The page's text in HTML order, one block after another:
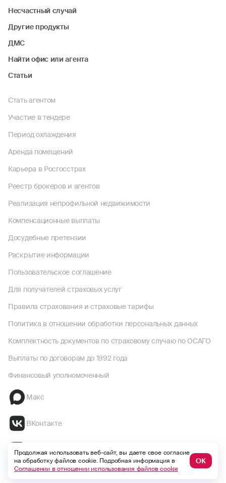
Несчастный случай
Другие продукты
ДМС
Найти офис или агента
Статьи
Стать агентом
Участие в тендере
Период охлаждения
Аренда помещений
Карьера в Росгосстрах
Реестр брокеров и агентов
Реализация непрофильной недвижимости
Компенсационные выплаты
Досудебные претензии
Раскрытие информации
Пользовательское соглашение
Для получателей страховых услуг
Правила страхования и страховые тарифы
Политика в отношении обработки персональных данных
Комплектность документов по страховому случаю по ОСАГО
Выплаты по договорам до 1992 года
Финансовый уполномоченный
Макс
ВКонтакте
Одноклассники
Продолжая использовать веб-сайт, вы даете свое согласие
на обработку файлов cookie. Подробная информация в
Соглашении в отношении использования файлов cookie
ОК